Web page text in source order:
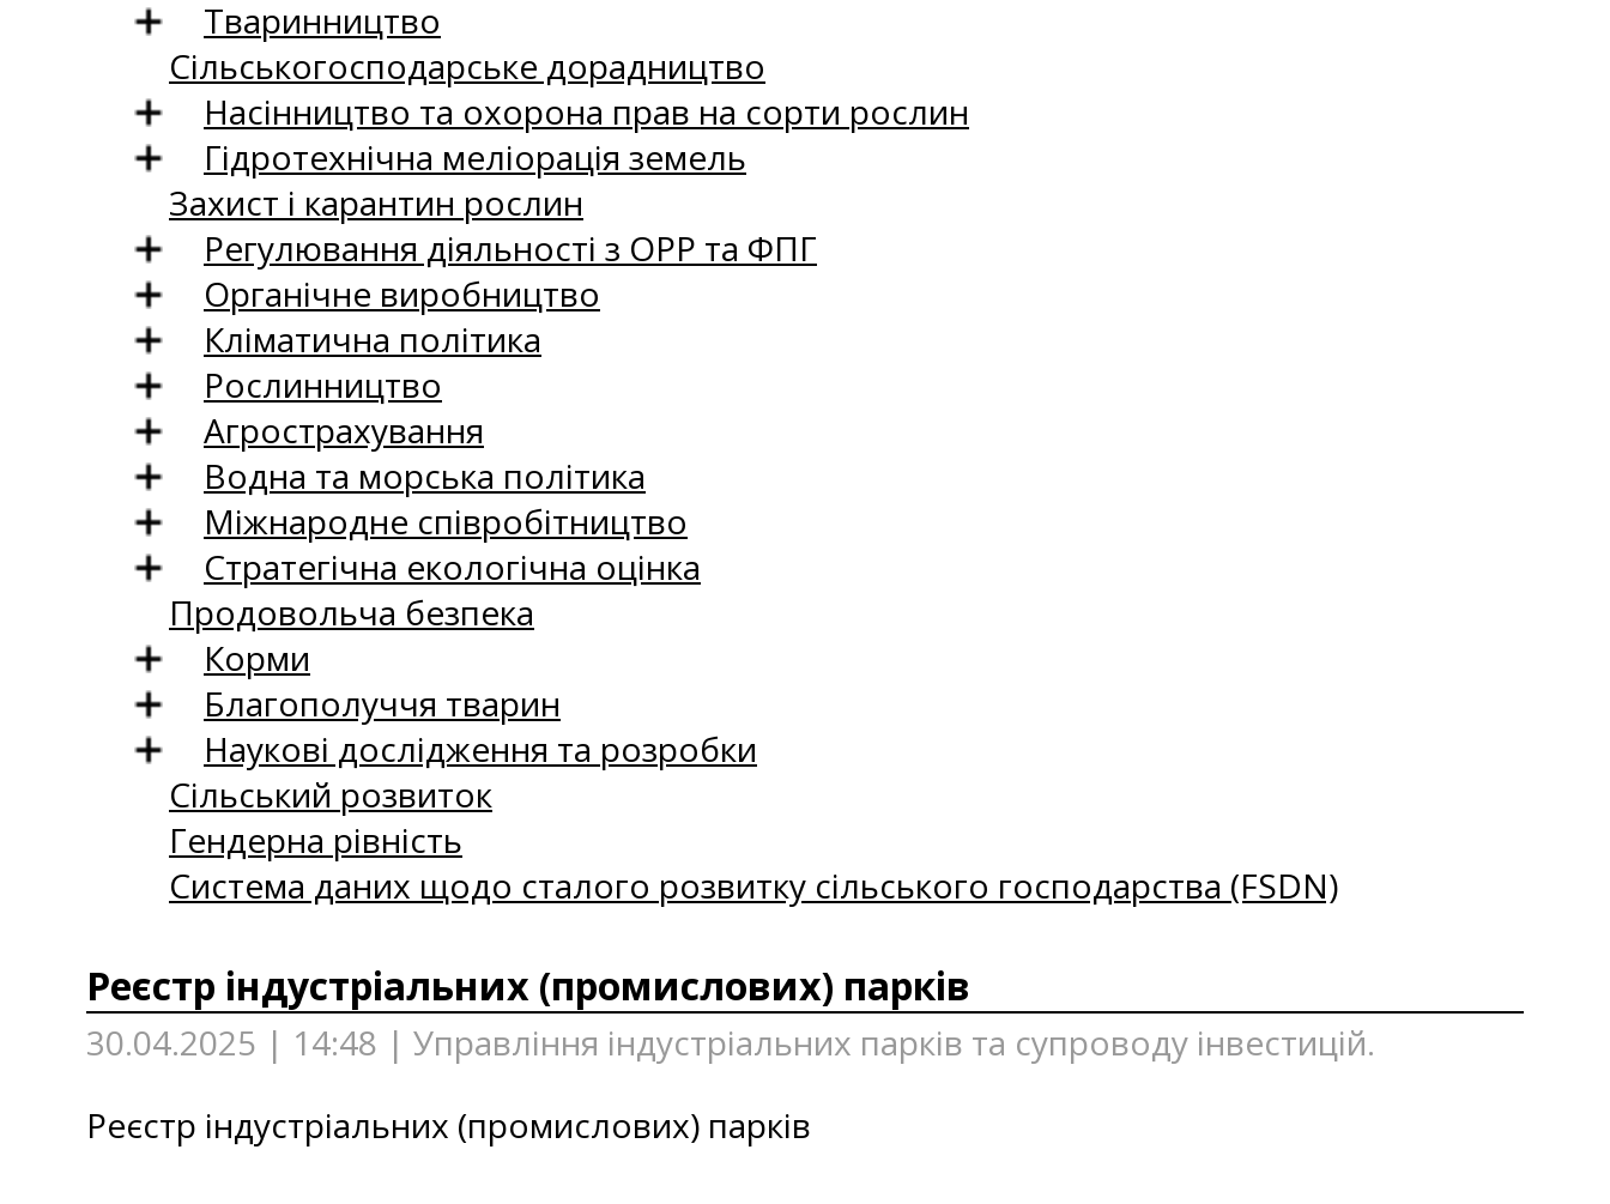
Тваринництво
Сільськогосподарське дорадництво
Насінництво та охорона прав на сорти рослин
Гідротехнічна меліорація земель
Захист і карантин рослин
Регулювання діяльності з ОРР та ФПГ
Органічне виробництво
Кліматична політика
Рослинництво
Агрострахування
Водна та морська політика
Міжнародне співробітництво
Стратегічна екологічна оцінка
Продовольча безпека
Корми
Благополуччя тварин
Наукові дослідження та розробки
Сільський розвиток
Гендерна рівність
Система даних щодо сталого розвитку сільського господарства (FSDN)
Реєстр індустріальних (промислових) парків
30.04.2025 | 14:48 | Управління індустріальних парків та супроводу інвестицій.
Реєстр індустріальних (промислових) парків